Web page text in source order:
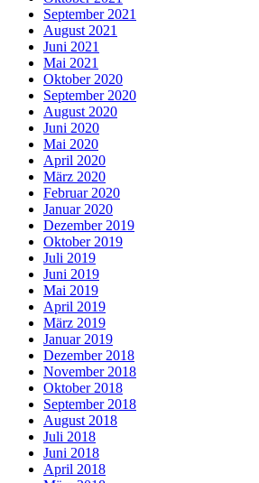
September 2021
August 2021
Juni 2021
Mai 2021
Oktober 2020
September 2020
August 2020
Juni 2020
Mai 2020
April 2020
März 2020
Februar 2020
Januar 2020
Dezember 2019
Oktober 2019
Juli 2019
Juni 2019
Mai 2019
April 2019
März 2019
Januar 2019
Dezember 2018
November 2018
Oktober 2018
September 2018
August 2018
Juli 2018
Juni 2018
April 2018